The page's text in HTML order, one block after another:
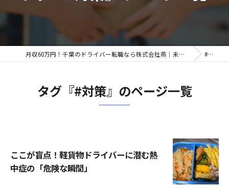
月収60万円！千葉のドライバー転職なら株式会社燕｜未経験歓迎 #対策
タグ『#対策』のページ一覧
ここが盲点！軽貨物ドライバーに潜む熱
中症の「危険な瞬間」